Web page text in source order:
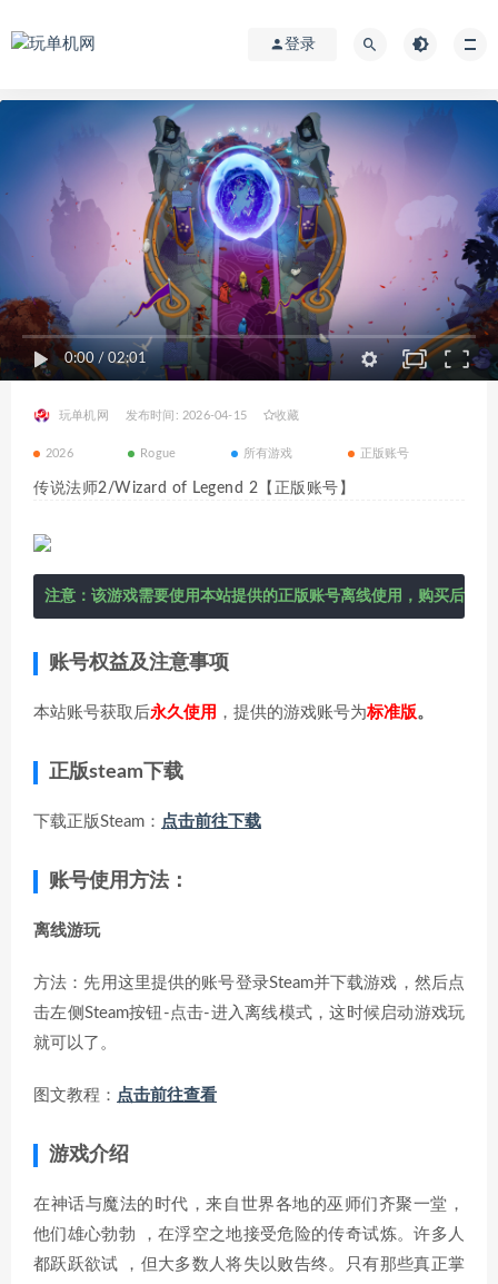
登录
0:00 / 02:01
玩单机网 发布时间: 2026-04-15 收藏
2026 Rogue 所有游戏 正版账号
传说法师2/Wizard of Legend 2【正版账号】
注意：该游戏需要使用本站提供的正版账号离线使用，购买后在
账号权益及注意事项
本站账号获取后永久使用 ，提供的游戏账号为标准版。
正版steam下载
下载正版Steam： 点击前往下载
账号使用方法：
离线游玩
方法：先用这里提供的账号登录Steam并下载游戏，然后点
击左侧Steam按钮-点击-进入离线模式，这时候启动游戏玩
就可以了。
图文教程： 点击前往查看
游戏介绍
在神话与魔法的时代，来自世界各地的巫师们齐聚一堂，
他们雄心勃勃 ，在浮空之地接受危险的传奇试炼。许多人
都跃跃欲试 ，但大多数人将失以败告终。只有那些真正掌